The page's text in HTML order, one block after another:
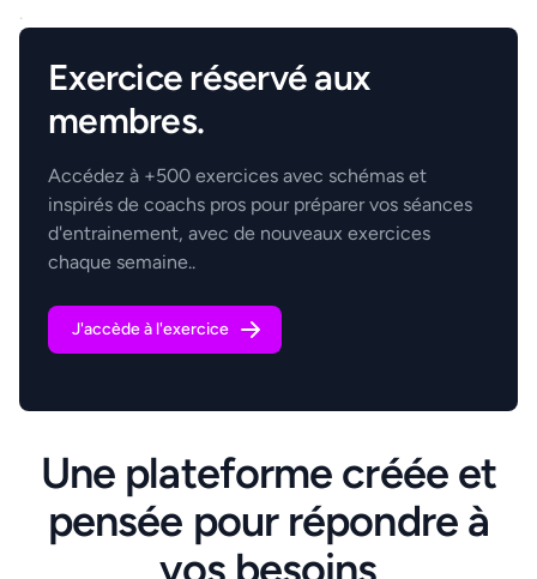
.
Exercice réservé aux
membres.
Accédez à +500 exercices avec schémas et
inspirés de coachs pros pour préparer vos séances
d'entrainement, avec de nouveaux exercices
chaque semaine..
J'accède à l'exercice
Une plateforme créée et
pensée pour répondre à